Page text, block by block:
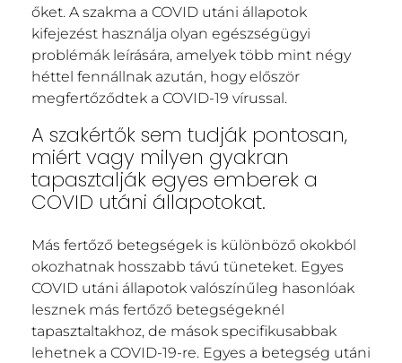
őket. A szakma a COVID utáni állapotok
kifejezést használja olyan egészségügyi
problémák leírására, amelyek több mint négy
héttel fennállnak azután, hogy először
megfertőződtek a COVID-19 vírussal.
A szakértők sem tudják pontosan,
miért vagy milyen gyakran
tapasztalják egyes emberek a
COVID utáni állapotokat.
Más fertőző betegségek is különböző okokból
okozhatnak hosszabb távú tüneteket. Egyes
COVID utáni állapotok valószínűleg hasonlóak
lesznek más fertőző betegségeknél
tapasztaltakhoz, de mások specifikusabbak
lehetnek a COVID-19-re. Egyes a betegség utáni